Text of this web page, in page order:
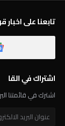
تابعنا على اخبار
اشتراك في القا
اشترك في قائمتنا